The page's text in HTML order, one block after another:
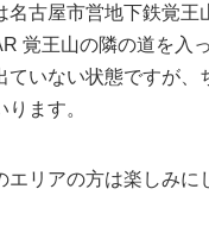
古屋市営地下鉄覚
覚王山の隣の道を
ていない状態ですが
ます。
エリアの方は楽しみ